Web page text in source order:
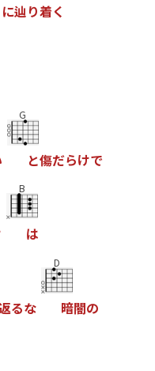
に辿り着く
G
と傷だらけで
B
は
るな
D
暗闇の